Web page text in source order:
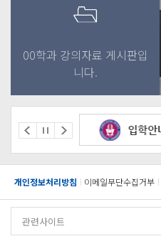
00학과 강의자료 게시판입
니다.
개인정보처리방침 이메일무단수집거부